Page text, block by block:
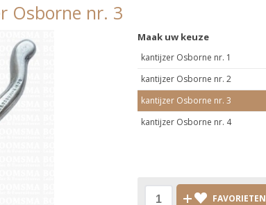
Osborne nr. 3
Maak uw keuze
kantijzer Osborne nr. 1
kantijzer Osborne nr. 2
kantijzer Osborne nr. 3
kantijzer Osborne nr. 4
FAVORIETEN